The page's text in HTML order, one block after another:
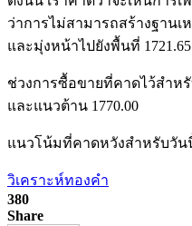
ว่าการไม่สามารถสร้างฐานเ
และมุ่งหน้าไปยังพื้นที่
ช่วงการซื้อขายที่คาดไว้สำห
และแนวต้าน 1770.00
แนวโน้มที่คาดหวังสำหรับวัน
วิเคราะห์ทองคำ
380
Share